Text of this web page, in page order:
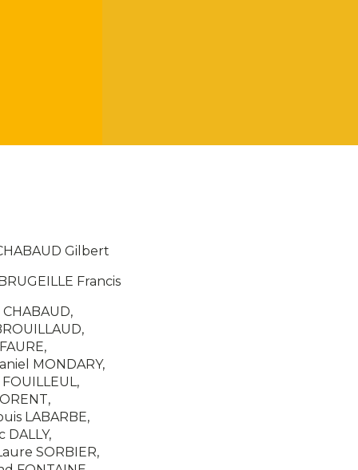
Gilbert
Francis
MONDARY,
LABARBE,
DALLY,
SORBIER,